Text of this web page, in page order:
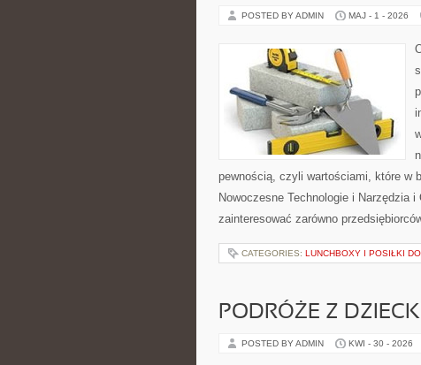
POSTED BY ADMIN MAJ - 1 - 2026
pewnością, czyli wartościami, które w
Nowoczesne Technologie i Narzędzia
zainteresować zarówno
CATEGORIES: LUNCHBOXY I POSIŁKI
PODRÓŻE Z
POSTED BY ADMIN KWI - 30 - 2026